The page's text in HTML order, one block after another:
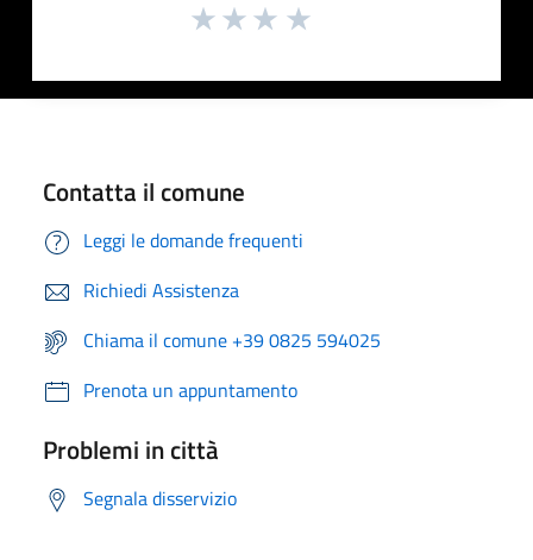
Contatta il comune
Leggi le domande frequenti
Richiedi Assistenza
Chiama il comune +39 0825 594025
Prenota un appuntamento
Problemi in città
Segnala disservizio